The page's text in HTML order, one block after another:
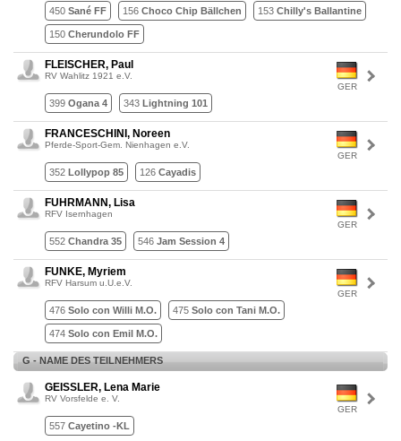
450 Sané FF 156 Choco Chip Bällchen 153 Chilly's Ballantine
150 Cherundolo FF
GER
FLEISCHER, Paul
RV Wahlitz 1921 e.V.
399 Ogana 4 343 Lightning 101
GER
FRANCESCHINI, Noreen
Pferde-Sport-Gem. Nienhagen e.V.
352 Lollypop 85 126 Cayadis
GER
FUHRMANN, Lisa
RFV Isernhagen
552 Chandra 35 546 Jam Session 4
GER
FUNKE, Myriem
RFV Harsum u.U.e.V.
476 Solo con Willi M.O. 475 Solo con Tani M.O.
474 Solo con Emil M.O.
G - NAME DES TEILNEHMERS
GER
GEISSLER, Lena Marie
RV Vorsfelde e. V.
557 Cayetino -KL